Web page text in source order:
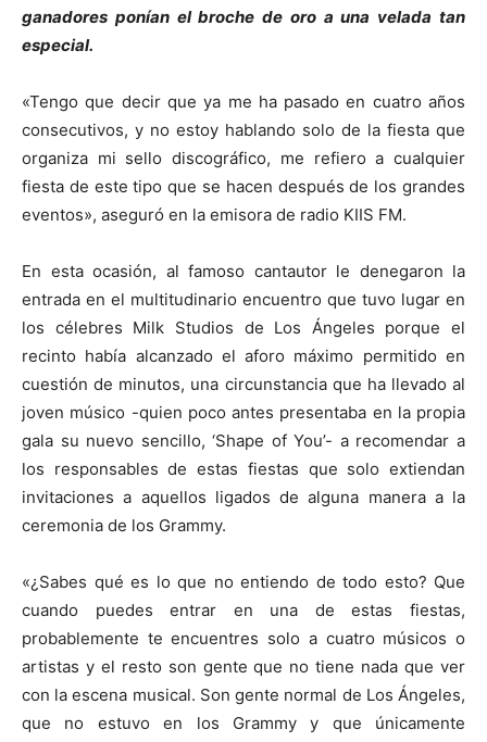
ganadores ponían el broche de oro a una velada tan
especial.
«Tengo que decir que ya me ha pasado en cuatro años
consecutivos, y no estoy hablando solo de la fiesta que
organiza mi sello discográfico, me refiero a cualquier
fiesta de este tipo que se hacen después de los grandes
eventos», aseguró en la emisora de radio KIIS FM.
En esta ocasión, al famoso cantautor le denegaron la
entrada en el multitudinario encuentro que tuvo lugar en
los célebres Milk Studios de Los Ángeles porque el
recinto había alcanzado el aforo máximo permitido en
cuestión de minutos, una circunstancia que ha llevado al
joven músico -quien poco antes presentaba en la propia
gala su nuevo sencillo, ‘Shape of You’- a recomendar a
los responsables de estas fiestas que solo extiendan
invitaciones a aquellos ligados de alguna manera a la
ceremonia de los Grammy.
«¿Sabes qué es lo que no entiendo de todo esto? Que
cuando puedes entrar en una de estas fiestas,
probablemente te encuentres solo a cuatro músicos o
artistas y el resto son gente que no tiene nada que ver
con la escena musical. Son gente normal de Los Ángeles,
que no estuvo en los Grammy y que únicamente